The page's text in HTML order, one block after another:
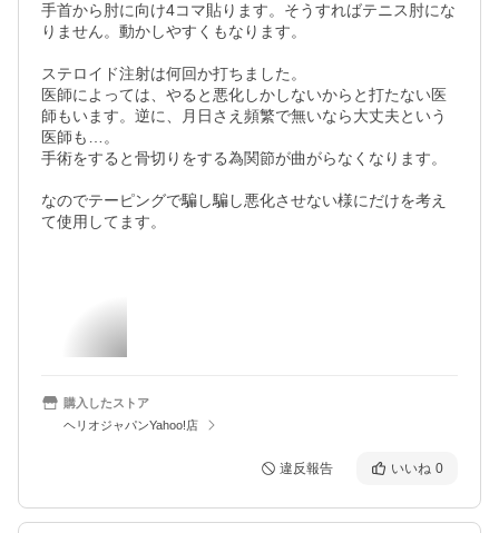
手首から肘に向け4コマ貼ります。そうすればテニス肘にな
りません。動かしやすくもなります。
ステロイド注射は何回か打ちました。
医師によっては、やると悪化しかしないからと打たない医
師もいます。逆に、月日さえ頻繁で無いなら大丈夫という
医師も…。
手術をすると骨切りをする為関節が曲がらなくなります。
なのでテーピングで騙し騙し悪化させない様にだけを考え
て使用してます。
購入したストア
ヘリオジャパンYahoo!店
違反報告 いいね 0